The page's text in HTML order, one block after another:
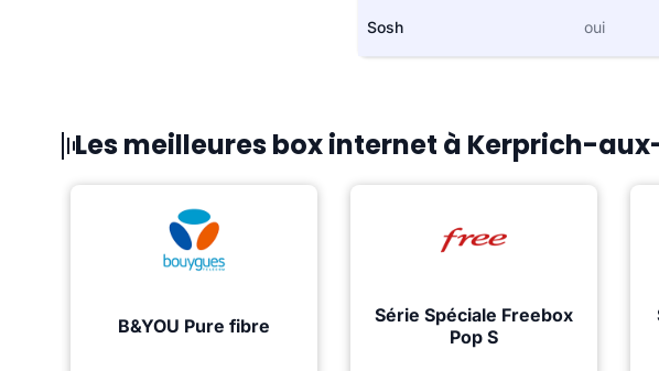
Sosh oui
Les meilleures box internet à Kerprich-
B&YOU Pure fibre
Série Spéciale Freebox
Pop S